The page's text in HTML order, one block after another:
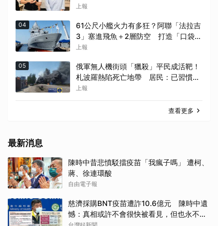
上報
04
61公尺小艦火力有多狂？阿聯「法拉吉
3」塞進飛魚＋2層防空 打造「口袋戰
艦」
上報
05
俄軍無人機街頭「獵殺」平民成活靶！
札波羅熱陷死亡地帶 居民：已習慣這
種生活
上報
查看更多
最新消息
陳時中昔悲憤駁擋疫苗「我瘋子嗎」 遭柯、
蔣、徐連環酸
自由電子報
慈濟採購BNT疫苗遭詐10.6億元 陳時中遺
憾：真相或許不會很快被看見，但也永不消